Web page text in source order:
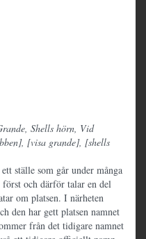
Shells hörn, Vid
[visa grande], [shells
ställe som går under många
först och därför talar en del
om platsen. I närheten
den har gett platsen namnet
från det tidigare namnet